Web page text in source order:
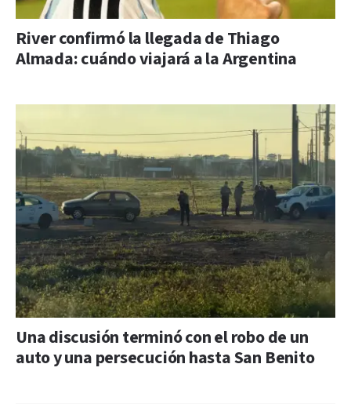
River confirmó la llegada de Thiago
Almada: cuándo viajará a la Argentina
Una discusión terminó con el robo de un
auto y una persecución hasta San Benito